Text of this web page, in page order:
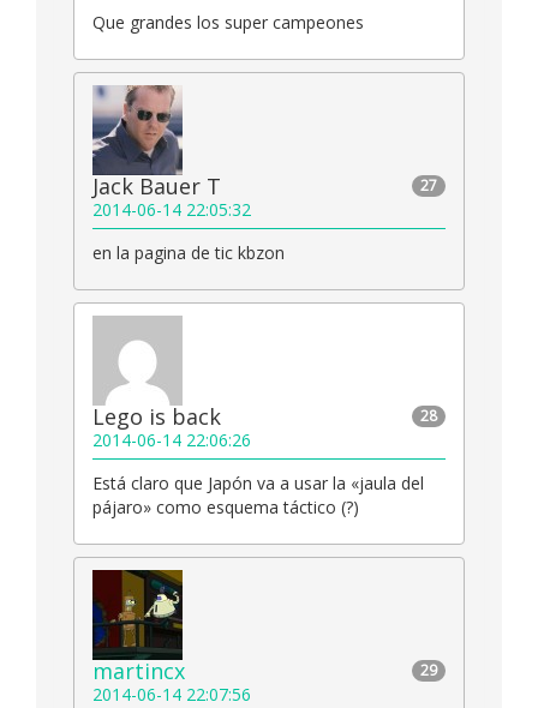
Que grandes los super campeones
27
Jack Bauer T
2014-06-14 22:05:32
en la pagina de tic kbzon
28
Lego is back
2014-06-14 22:06:26
Está claro que Japón va a usar la «jaula del
pájaro» como esquema táctico (?)
29
martincx
2014-06-14 22:07:56